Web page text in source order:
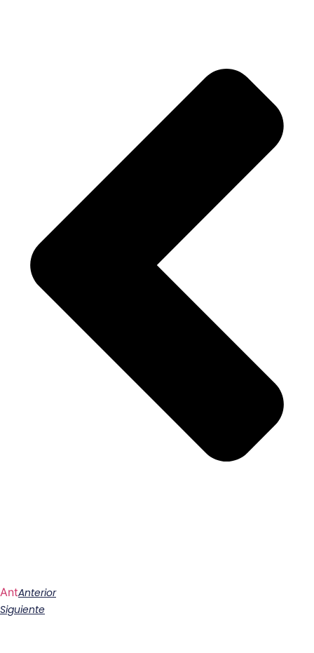
AntAnterior
Siguiente